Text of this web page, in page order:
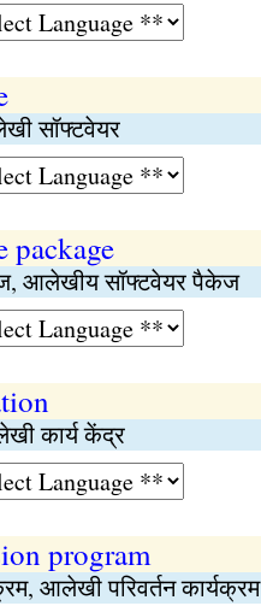
सॉफ्टवेयर
package
आलेखीय सॉफ्टवेयर पैकेज
कार्य केंद्र
program
आलेखी परिवर्तन कार्यक्रम